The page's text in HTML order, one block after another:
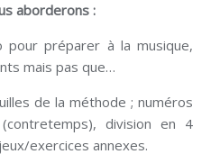
aborderons :
préparer à la musique,
mais pas que…
de la méthode ; numéros
division en 4
exercices annexes.